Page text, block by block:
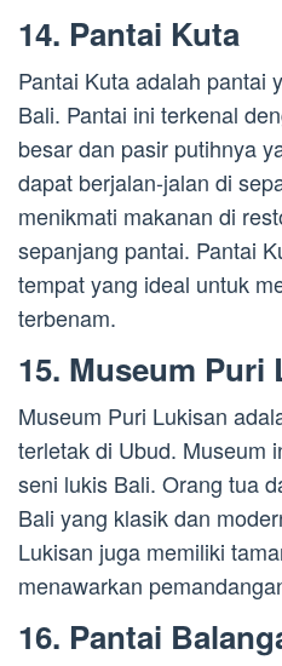
14. Pantai Kuta
Pantai Kuta adalah pantai
Bali. Pantai ini terkenal
besar dan pasir putihnya
dapat berjalan-jalan di
menikmati makanan di
sepanjang pantai. Pantai
tempat yang ideal untuk
terbenam.
15. Museum Puri
Museum Puri Lukisan
terletak di Ubud. Museum
seni lukis Bali. Orang tua
Bali yang klasik dan
Lukisan juga memiliki
menawarkan
16. Pantai